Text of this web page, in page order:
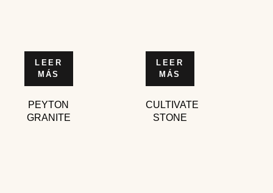
LEER
MÁS
PEYTON
GRANITE
LEER
MÁS
CULTIVATE
STONE